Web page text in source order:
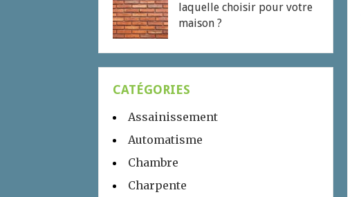
laquelle choisir pour votre
maison ?
CATÉGORIES
Assainissement
Automatisme
Chambre
Charpente